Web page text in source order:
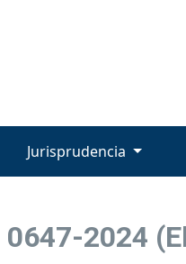
Jurisprudencia
0647-2024